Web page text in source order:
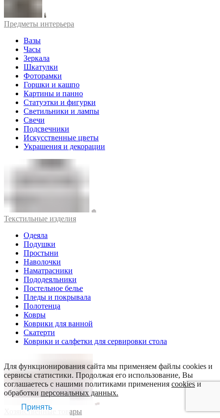
Предметы интерьера
Вазы
Часы
Зеркала
Шкатулки
Фоторамки
Горшки и кашпо
Картины и панно
Статуэтки и фигурки
Светильники и лампы
Свечи
Подсвечники
Искусственные цветы
Украшения и декорации
Текстильные изделия
Одеяла
Подушки
Простыни
Наволочки
Наматрасники
Пододеяльники
Постельное белье
Пледы и покрывала
Полотенца
Ковры
Коврики для ванной
Скатерти
Коврики и салфетки для сервировки стола
Хозяйственные товары
Для функционирования сайта мы применяем файлы cookies и
сервисы статистики. Продолжая его использование, Вы
соглашаетесь с нашими политиками применения cookiesи
обработки персональных данных.
Принять